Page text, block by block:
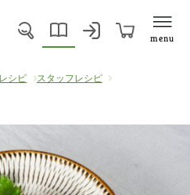
menu
シピ
スタッフレシピ